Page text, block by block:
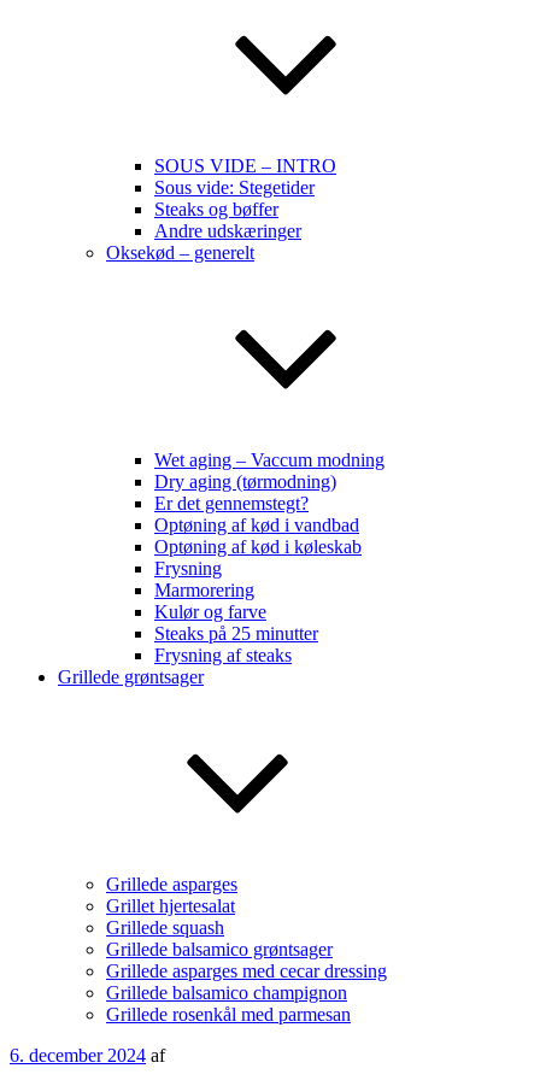
SOUS VIDE – INTRO
Sous vide: Stegetider
Steaks og bøffer
Andre udskæringer
Oksekød – generelt
Wet aging – Vaccum modning
Dry aging (tørmodning)
Er det gennemstegt?
Optøning af kød i vandbad
Optøning af kød i køleskab
Frysning
Marmorering
Kulør og farve
Steaks på 25 minutter
Frysning af steaks
Grillede grøntsager
Grillede asparges
Grillet hjertesalat
Grillede squash
Grillede balsamico grøntsager
Grillede asparges med cecar dressing
Grillede balsamico champignon
Grillede rosenkål med parmesan
Udgivet
6. december 2024 af